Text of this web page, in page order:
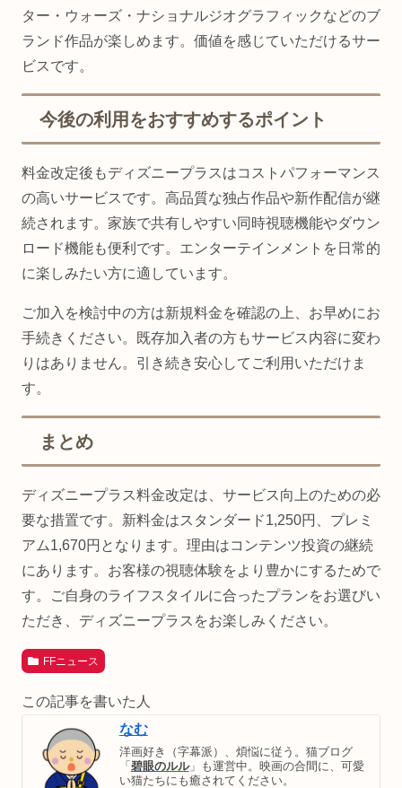
ター・ウォーズ・ナショナルジオグラフィックなどのブ
ランド作品が楽しめます。価値を感じていただけるサー
ビスです。
今後の利用をおすすめするポイント
料金改定後もディズニープラスはコストパフォーマンス
の高いサービスです。高品質な独占作品や新作配信が継
続されます。家族で共有しやすい同時視聴機能やダウン
ロード機能も便利です。エンターテインメントを日常的
に楽しみたい方に適しています。
ご加入を検討中の方は新規料金を確認の上、お早めにお
手続きください。既存加入者の方もサービス内容に変わ
りはありません。引き続き安心してご利用いただけま
す。
まとめ
ディズニープラス料金改定は、サービス向上のための必
要な措置です。新料金はスタンダード1,250円、プレミ
アム1,670円となります。理由はコンテンツ投資の継続
にあります。お客様の視聴体験をより豊かにするためで
す。ご自身のライフスタイルに合ったプランをお選びい
ただき、ディズニープラスをお楽しみください。
FFニュース
この記事を書いた人
なむ
洋画好き（字幕派）、煩悩に従う。猫ブログ
「 碧眼のルル」も運営中。映画の合間に、可愛
い猫たちにも癒されてください。